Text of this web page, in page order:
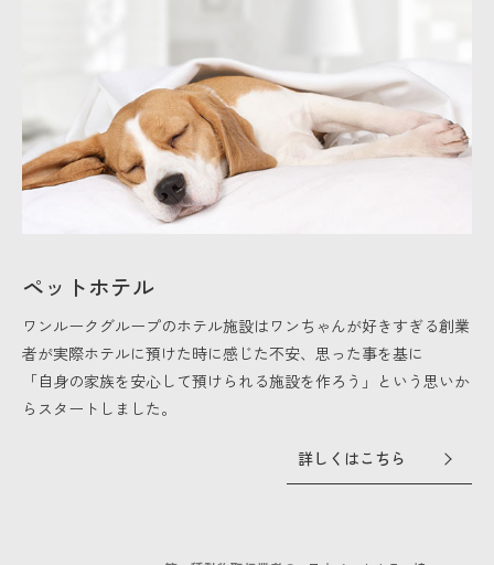
ペットホテル
ワンルークグループのホテル施設はワンちゃんが好きすぎる創業
者が実際ホテルに預けた時に感じた不安、思った事を基に
「自身の家族を安心して預けられる施設を作ろう」という思いか
らスタートしました。
詳しくはこちら